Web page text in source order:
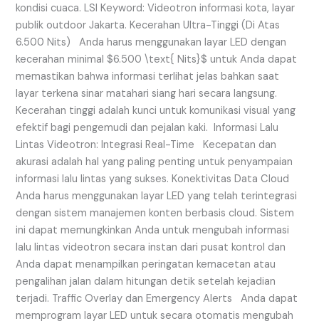
kondisi cuaca. LSI Keyword: Videotron informasi kota, layar
publik outdoor Jakarta. Kecerahan Ultra-Tinggi (Di Atas
6.500 Nits) Anda harus menggunakan layar LED dengan
kecerahan minimal $6.500 \text{ Nits}$ untuk Anda dapat
memastikan bahwa informasi terlihat jelas bahkan saat
layar terkena sinar matahari siang hari secara langsung.
Kecerahan tinggi adalah kunci untuk komunikasi visual yang
efektif bagi pengemudi dan pejalan kaki. Informasi Lalu
Lintas Videotron: Integrasi Real-Time Kecepatan dan
akurasi adalah hal yang paling penting untuk penyampaian
informasi lalu lintas yang sukses. Konektivitas Data Cloud
Anda harus menggunakan layar LED yang telah terintegrasi
dengan sistem manajemen konten berbasis cloud. Sistem
ini dapat memungkinkan Anda untuk mengubah informasi
lalu lintas videotron secara instan dari pusat kontrol dan
Anda dapat menampilkan peringatan kemacetan atau
pengalihan jalan dalam hitungan detik setelah kejadian
terjadi. Traffic Overlay dan Emergency Alerts Anda dapat
memprogram layar LED untuk secara otomatis mengubah